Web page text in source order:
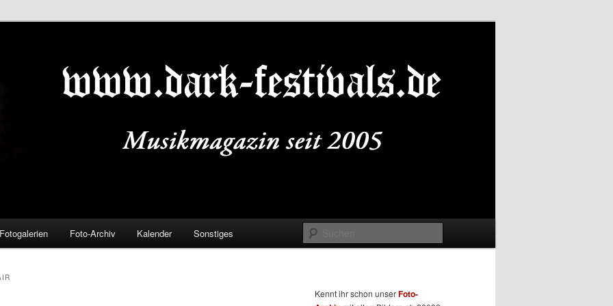
Fotogalerien Foto-Archiv Kalender Sonstiges
Kennt ihr schon unserFoto-